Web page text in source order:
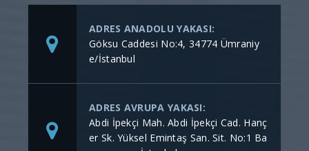
ADRES ANADOLU YAKASI:
Göksu Caddesi No:4, 34774 Ümraniy
e/İstanbul
ADRES AVRUPA YAKASI:
Abdi İpekçi Mah. Abdi İpekçi Cad. Hanç
er Sk. Yüksel Emintaş San. Sit. No:1 Ba